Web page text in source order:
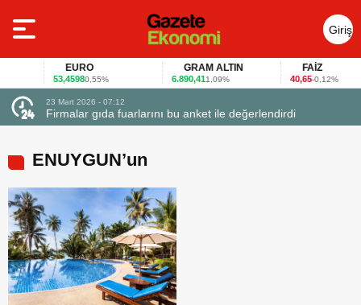
Giriş
Yap
EURO
53,45980,55%
GRAM ALTIN
6.890,411,09%
FAİZ
40,65-0,12%
23 Mart 2026 - 07:12
Firmalar gıda fuarlarını bu anket ile değerlendirdi
ENUYGUN’un